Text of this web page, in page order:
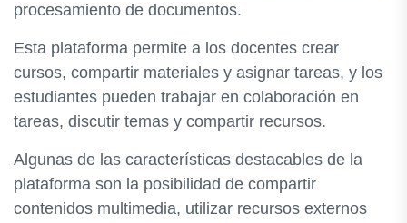
procesamiento de documentos.
Esta plataforma permite a los docentes crear
cursos, compartir materiales y asignar tareas, y los
estudiantes pueden trabajar en colaboración en
tareas, discutir temas y compartir recursos.
Algunas de las características destacables de la
plataforma son la posibilidad de compartir
contenidos multimedia, utilizar recursos externos